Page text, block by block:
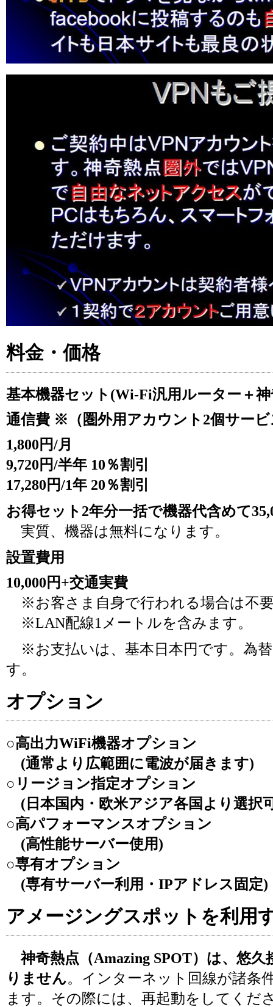
料金・価格
基本機器セット(Wi-Fi汎用ルーター＋神
通信費 ※（圏外用アカウント2個サービ
1,800円/月
9,720円/半年 10％割引
17,280円/1年 20％割引
お得セット2年分一括で機器代含めて
実質、機器は無料になります。
設置費用
10,000円+交通実費
※お客さま自身で行われる場合は不
※LAN配線1メートルを含みます。
※お支払いは、基本日本円です。為
す。
オプション
○高出力WiFi機器オプション
(通常より広範囲に電波が届きます)
○リージョン指定オプション
(日本国内・欧米アジア各国より選択
○高パフォーマンスオプション
(高性能サーバー使用)
○専有オプション
(専有サーバー利用・IPアドレス固定)
アメージングスポットを利用
神奇熱点（Amazing SPOT）は、悠
りません。インターネット回線が諸条
ます。その際には、再起動をしてくだ